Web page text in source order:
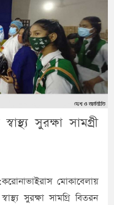
সুরক্ষা সামগ্রী
মোকাবেলায়
সুরক্ষা সামগ্রি বিতরন